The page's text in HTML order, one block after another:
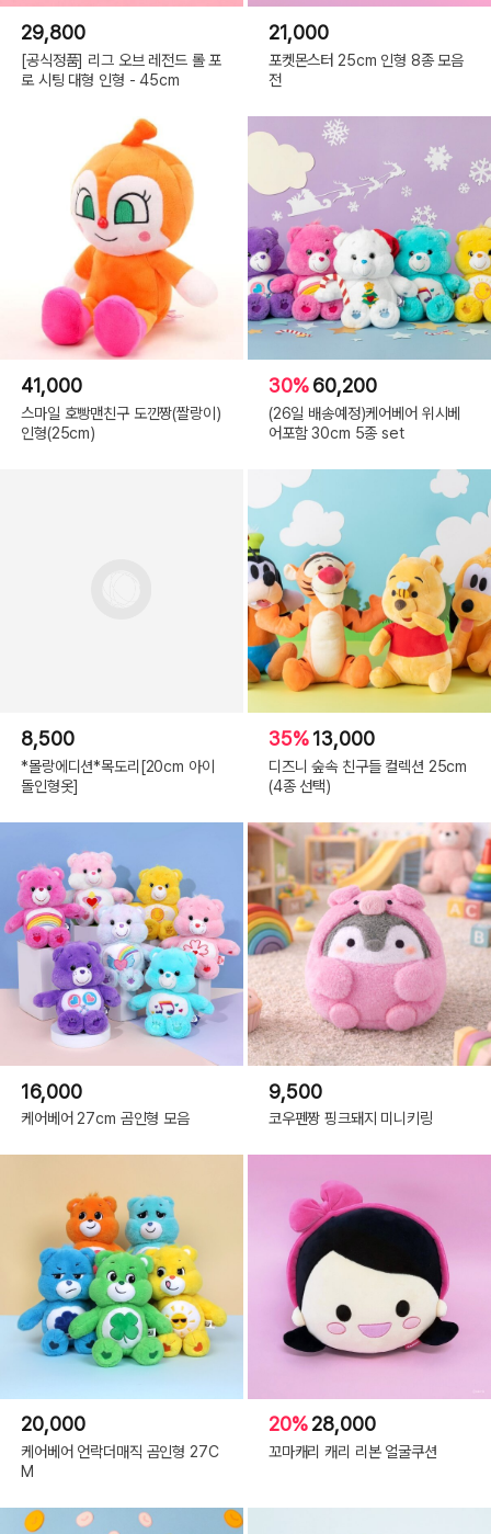
(C) 10X10.INC 2021(or COPYRIGHT(C) 2021 ALL RIGHTS RESERVED BY
10X10 INC)
29,800
[공식정품] 리그 오브 레전드 롤 포
로 시팅 대형 인형 - 45cm
21,000
포켓몬스터 25cm 인형 8종 모음
전
41,000
스마일 호빵맨친구 도낀짱(짤랑이)
인형(25cm)
30%60,200
(26일 배송예정)케어베어 위시베
어포함 30cm 5종 set
8,500
*몰랑에디션*목도리[20cm 아이
돌인형옷]
35%13,000
디즈니 숲속 친구들 컬렉션 25cm
(4종 선택)
16,000
케어베어 27cm 곰인형 모음
9,500
코우펜짱 핑크돼지 미니키링
20,000
케어베어 언락더매직 곰인형 27C
M
20%28,000
꼬마캐리 캐리 리본 얼굴쿠션